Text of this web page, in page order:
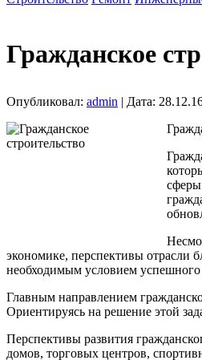
Гражданское
Опубликовал: admin | Дата:
экономике, перспективы отрасли
необходимым условием успешного
Главным направлением
Ориентируясь на решение этой
Перспективы развития
домов, торговых центров,